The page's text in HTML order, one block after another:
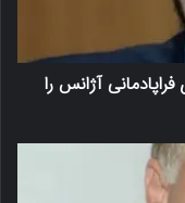
آژانس را